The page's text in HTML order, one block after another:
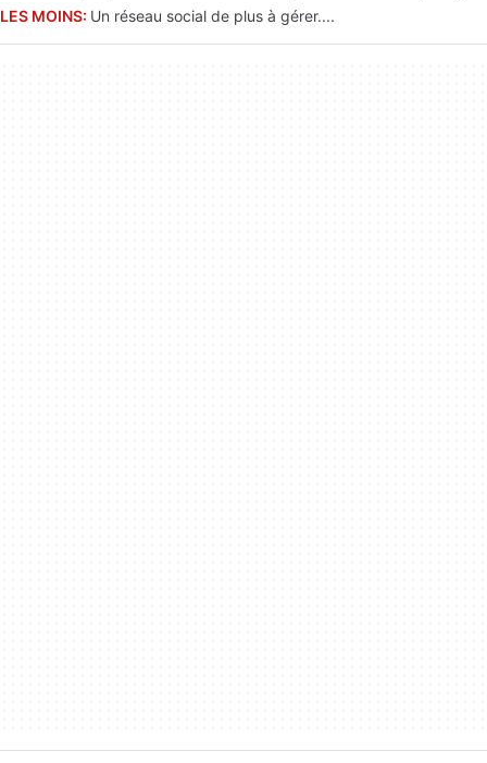
LES MOINS: Un réseau social de plus à gérer....